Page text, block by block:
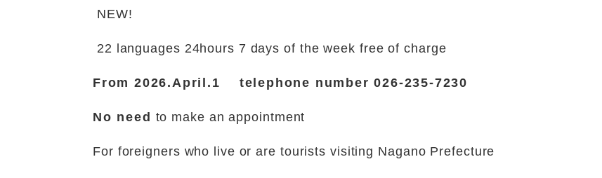
NEW!
22 languages 24hours 7 days of the week free of charge
From 2026.April.1 telephone number 026-235-7230
No need to make an appointment
For foreigners who live or are tourists visiting Nagano Prefecture